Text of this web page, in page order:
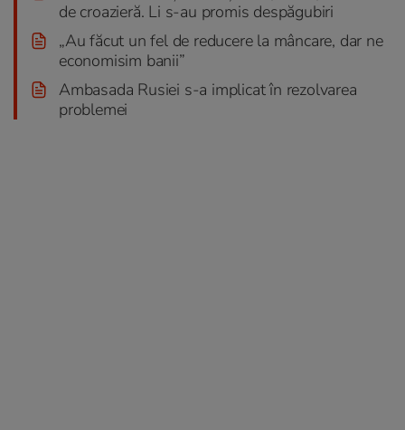
de croazieră. Li s-au promis despăgubiri
„Au făcut un fel de reducere la mâncare, dar ne
economisim banii”
Ambasada Rusiei s-a implicat în rezolvarea
problemei